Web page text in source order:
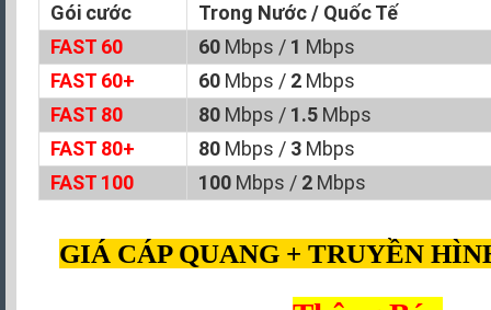
Gói cước
Trong Nước / Quốc Tế
FAST 60
60 Mbps / 1 Mbps
FAST 60+
60 Mbps / 2 Mbps
FAST 80
80 Mbps / 1.5 Mbps
FAST 80+
80 Mbps / 3 Mbps
FAST 100
100 Mbps / 2 Mbps
GIÁ CÁP QUANG + TRUYỀN